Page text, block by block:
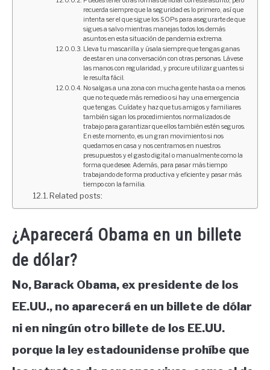
recuerda siempre que la seguridad es lo primero, así que
intenta ser el que sigue los SOPs para asegurarte de que
sigues a salvo mientras manejas todos los demás
asuntos en esta situación de pandemia extrema.
Lleva tu mascarilla y úsala siempre que tengas ganas
de estar en una conversación con otras personas. Lávese
las manos con regularidad, y procure utilizar guantes si
le resulta fácil.
No salgas a una zona con mucha gente hasta o a menos
que no te quede más remedio o si hay una emergencia
que tengas. Cuídate y haz que tus amigos y familiares
también sigan los procedimientos normalizados de
trabajo para garantizar que ellos también estén seguros.
En este momento, es un gran movimiento si nos
quedamos en casa y nos centramos en nuestros
presupuestos y el gasto digital o manualmente como la
forma que desee. Además, para pasar más tiempo
trabajando de forma productiva y eficiente y pasar más
tiempo con la familia.
Related posts:
¿Aparecerá Obama en un billete
de dólar?
No, Barack Obama, ex presidente de los
EE.UU., no aparecerá en un billete de dólar
ni en ningún otro billete de los EE.UU.
porque la ley estadounidense prohíbe que